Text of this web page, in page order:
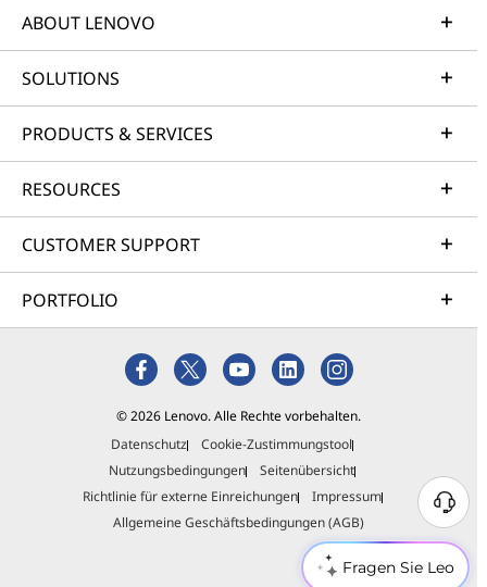
Fragen Sie Leo
ABOUT LENOVO
SOLUTIONS
PRODUCTS & SERVICES
RESOURCES
CUSTOMER SUPPORT
PORTFOLIO
© 2026 Lenovo. Alle Rechte vorbehalten.
Datenschutz
Cookie-Zustimmungstool
Nutzungsbedingungen
Seitenübersicht
Richtlinie für externe Einreichungen
Impressum
Allgemeine Geschäftsbedingungen (AGB)